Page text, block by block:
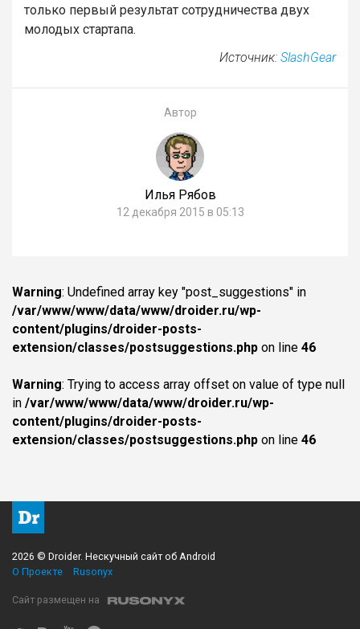
только первый результат сотрудничества двух
молодых стартапа.
Источник: SlashGear
Автор
Илья Рябов
12 декабря 2015 в 05:13
Warning: Undefined array key "post_suggestions" in
/var/www/www/data/www/droider.ru/wp-
content/plugins/droider-posts-
extension/classes/postsuggestions.php on line 46
Warning: Trying to access array offset on value of type null
in /var/www/www/data/www/droider.ru/wp-
content/plugins/droider-posts-
extension/classes/postsuggestions.php on line 46
2026 © Droider. Нескучный сайт об Android
О Проекте
Rusonyx
Сайт размещен на